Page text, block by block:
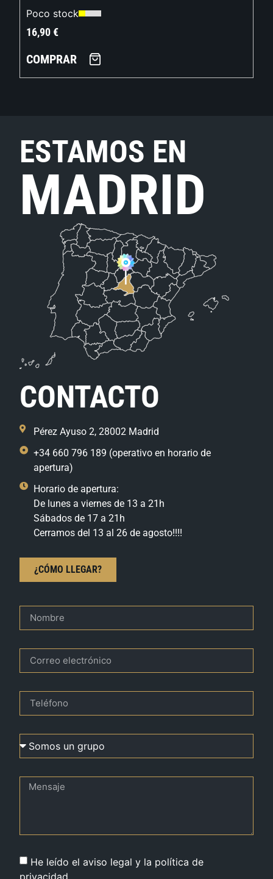
Poco stock
16,90€
COMPRAR
ESTAMOS EN
MADRID
CONTACTO
Pérez Ayuso 2, 28002 Madrid
+34 660 796 189 (operativo en horario de
apertura)
Horario de apertura:
De lunes a viernes de 13 a 21h
Sábados de 17 a 21h
Cerramos del 13 al 26 de agosto!!!!
¿CÓMO LLEGAR?
He leído el aviso legal y la política de
privacidad